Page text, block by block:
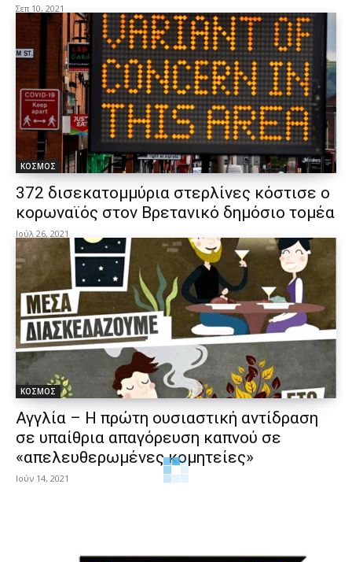
Σεπ 10, 2021
ΚΟΣΜΟΣ
372 δισεκατομμύρια στερλίνες κόστισε ο
κορωναϊός στον Βρετανικό δημόσιο τομέα
Ιούλ 26, 2021
ΚΟΣΜΟΣ
Αγγλία – Η πρώτη ουσιαστική αντίδραση
σε υπαίθρια απαγόρευση καπνού σε
«απελευθερωμένες κομητείες»
Ιούν 14, 2021